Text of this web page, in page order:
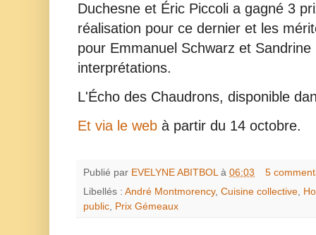
Duchesne et Éric Piccoli a gagné 3
réalisation pour ce dernier et les
pour Emmanuel Schwarz et
interprétations.
L'Écho des Chaudrons, disponible
Et via le web à partir du 14 octobre.
Publié par EVELYNE ABITBOL à 06:03
5
Libellés : André Montmorency, Cuisine collective,
public, Prix Gémeaux